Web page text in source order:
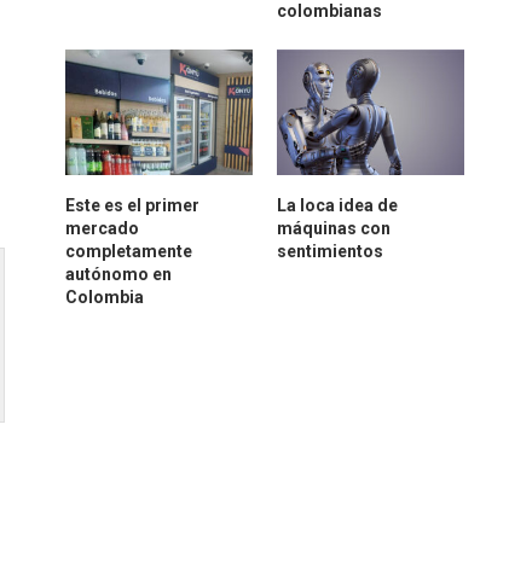
colombianas
Este es el primer
mercado
completamente
autónomo en
Colombia
La loca idea de
máquinas con
sentimientos